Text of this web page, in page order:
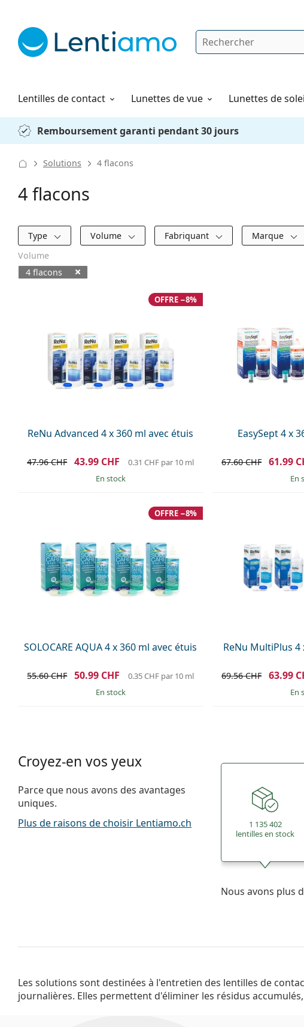
Rechercher
Lentilles de contact
Produits d'entretien Lunettes de vue Lunettes de
Comment commander
Remboursement garanti pendant 30 jours
Solutions 4 flacons
4 flacons
Filtres
Type Volume Fabriquant Marque
Volume
4 flacons
Produits disponibles
ReNu Advanced 4 x 360 ml avec étuis
OFFRE −8%
47.96 CHF 43.99 CHF 0.31 CHF par 10 ml
en stock
EasySept 4 x
67.60 CHF 61.99
en
SOLOCARE AQUA 4 x 360 ml avec étuis
OFFRE −8%
55.60 CHF 50.99 CHF 0.35 CHF par 10 ml
en stock
ReNu MultiPlus 4
69.56 CHF 63.99
en
Croyez-en vos yeux
Parce que nous avons des avantages
uniques.
Plus de raisons de choisir Lentiamo.ch
1 135 402
lentilles en stock
Nous avons plus
Les solutions sont destinées à l'entretien des lentilles de
journalières. Elles permettent d'éliminer les résidus
maintiennent une couche hydratante entre la lentille et les yeux afin